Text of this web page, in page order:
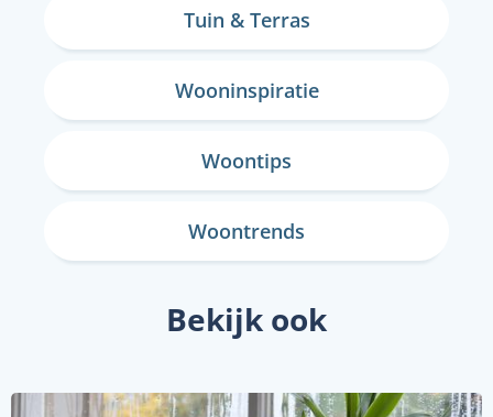
Tuin & Terras
Wooninspiratie
Woontips
Woontrends
Bekijk ook